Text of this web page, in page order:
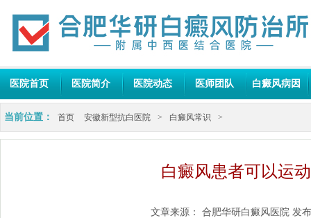
医院首页 医院简介 医院动态 医师团队 白癜风病因
当前位置： 首页 安徽新型抗白医院 > 白癜风常识 >
白癜风患者可以运
文章来源： 合肥华研白癜风医院 发